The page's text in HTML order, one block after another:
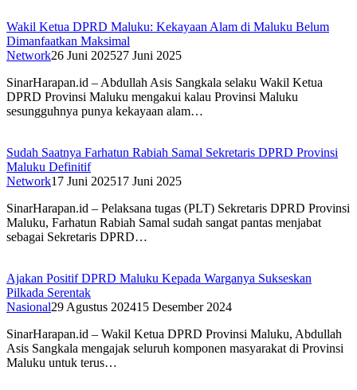
Wakil Ketua DPRD Maluku: Kekayaan Alam di Maluku Belum
Dimanfaatkan Maksimal
Network26 Juni 202527 Juni 2025
SinarHarapan.id – Abdullah Asis Sangkala selaku Wakil Ketua
DPRD Provinsi Maluku mengakui kalau Provinsi Maluku
sesungguhnya punya kekayaan alam…
Sudah Saatnya Farhatun Rabiah Samal Sekretaris DPRD Provinsi
Maluku Definitif
Network17 Juni 202517 Juni 2025
SinarHarapan.id – Pelaksana tugas (PLT) Sekretaris DPRD Provinsi
Maluku, Farhatun Rabiah Samal sudah sangat pantas menjabat
sebagai Sekretaris DPRD…
Ajakan Positif DPRD Maluku Kepada Warganya Sukseskan
Pilkada Serentak
Nasional29 Agustus 202415 Desember 2024
SinarHarapan.id – Wakil Ketua DPRD Provinsi Maluku, Abdullah
Asis Sangkala mengajak seluruh komponen masyarakat di Provinsi
Maluku untuk terus…